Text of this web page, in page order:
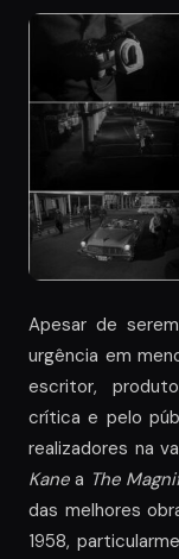
Apesar de
urgência em
escritor,
crítica e pelo
realizadores na
Kane a The
das melhores
1958,